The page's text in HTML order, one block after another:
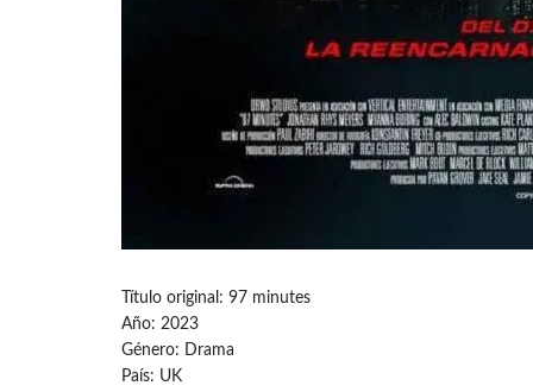
Título original: 97 minutes
Año: 2023
Género: Drama
País: UK